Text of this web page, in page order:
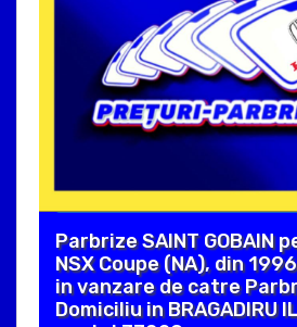
Parbrize SAINT GOBAIN
NSX Coupe (NA), din
in vanzare de catre
Domiciliu in BRAGADIRU